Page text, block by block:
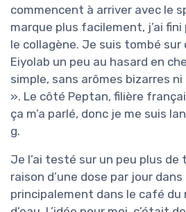
commencent à arriver avec le
marque plus facilement, j’ai
le collagène. Je suis tombé sur
Eiyolab un peu au hasard en
simple, sans arômes bizarres
». Le côté Peptan, filière
ça m’a parlé, donc je me suis
g.
Je l’ai testé sur un peu plus de
raison d’une dose par jour
principalement dans le café du